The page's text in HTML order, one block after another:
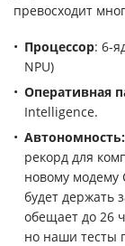
превосходит
Процессор: 6-
NPU)
Оперативная
Intelligence.
Автономность:
рекорд для
новому модему
будет держать
обещает до 26
но наши тесты